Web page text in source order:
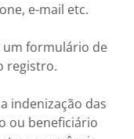
e-mail etc.
um formulário de
registro.
indenização das
ou beneficiário